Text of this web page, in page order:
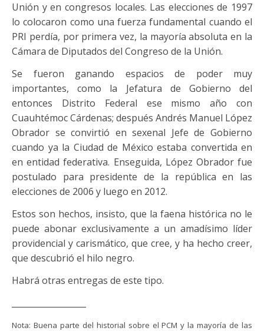
Unión y en congresos locales. Las elecciones de 1997
lo colocaron como una fuerza fundamental cuando el
PRI perdía, por primera vez, la mayoría absoluta en la
Cámara de Diputados del Congreso de la Unión.
Se fueron ganando espacios de poder muy
importantes, como la Jefatura de Gobierno del
entonces Distrito Federal ese mismo año con
Cuauhtémoc Cárdenas; después Andrés Manuel López
Obrador se convirtió en sexenal Jefe de Gobierno
cuando ya la Ciudad de México estaba convertida en
en entidad federativa. Enseguida, López Obrador fue
postulado para presidente de la república en las
elecciones de 2006 y luego en 2012.
Estos son hechos, insisto, que la faena histórica no le
puede abonar exclusivamente a un amadísimo líder
providencial y carismático, que cree, y ha hecho creer,
que descubrió el hilo negro.
Habrá otras entregas de este tipo.
Nota: Buena parte del historial sobre el PCM y la mayoría de las